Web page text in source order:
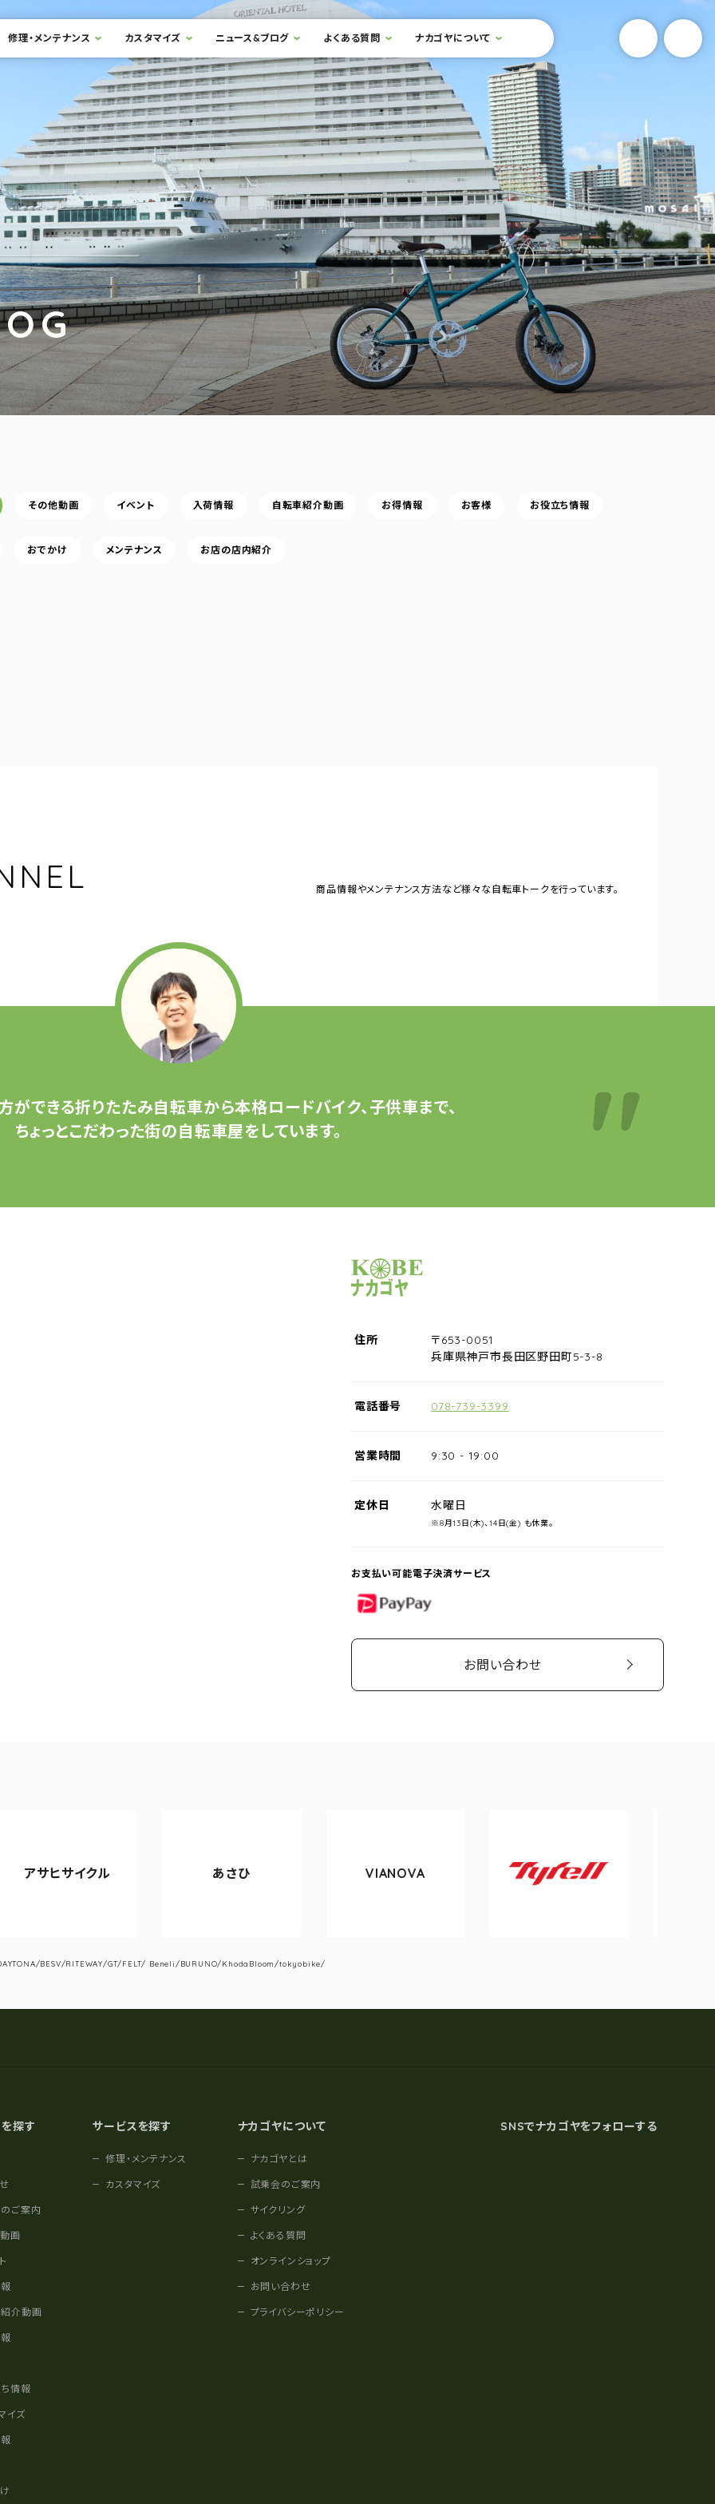
修理・メンテナンス カスタマイズ ニュース&ブログ よくある質問 ナカゴヤについて 検索フォームを開閉する YouTube
その他動画 イベント 入荷情報 自転車紹介動画 お得情報 お客様 お役立ち情報
おでかけ メンテナンス お店の店内紹介
商品情報やメンテナンス方法など様々な自転車トークを行っています。
ができる折りたたみ自転車から本格ロードバイク、子供車まで、
ちょっとこだわった街の自転車屋をしています。
サイクルショップナカゴヤ
住所
〒653-0051
兵庫県神戸市長田区野田町5-3-8
電話番号 078-739-3399
営業時間 9:30 - 19:00
定休日 水曜日
※8月13日(木)、14日(金) も休業。
お支払い可能電子決済サービス
PayPay
お問い合わせ
イクル
Tyrell
BESV/RITEWAY/GT/FELT/ Beneli/BURUNO/KhodaBloom/tokyobike/
探す
ご案内
画
介動画
情報
イズ
サービスを探す
修理・メンテナンス
カスタマイズ
ナカゴヤについて
ナカゴヤとは
試乗会のご案内
サイクリング
よくある質問
オンラインショップ
お問い合わせ
プライバシーポリシー
SNSでナカゴヤをフォローする